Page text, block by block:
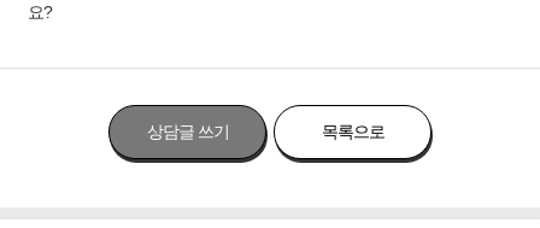
요?
상담글 쓰기 목록으로